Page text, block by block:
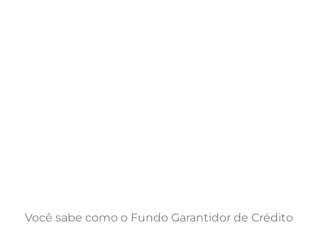
Você sabe como o Fundo Garantidor de Crédito